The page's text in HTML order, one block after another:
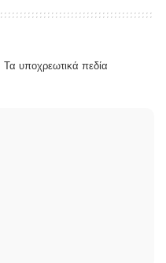
Τα υποχρεωτικά πεδία